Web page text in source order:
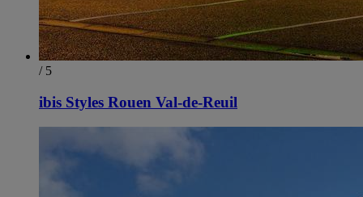
/ 5
ibis Styles Rouen Val-de-Reuil